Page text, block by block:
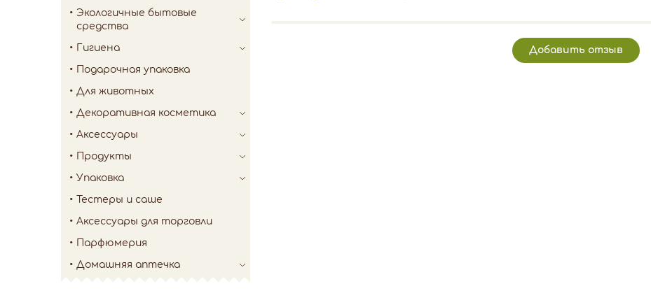
Экологичные бытовые
средства
Гигиена
Подарочная упаковка
Для животных
Декоративная косметика
Аксессуары
Продукты
Упаковка
Тестеры и саше
Аксессуары для торговли
Парфюмерия
Домашняя аптечка
Добавить отзыв